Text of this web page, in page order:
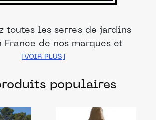
toutes les serres de jardins
France de nos marques et
partenaires. Des produits
français pour prendre soin
populaires